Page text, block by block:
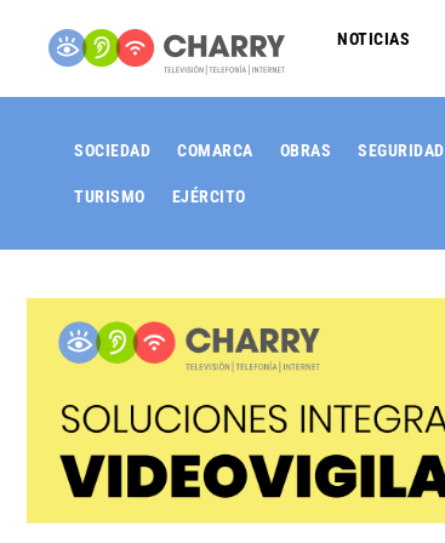
NOTICIAS
SOCIEDAD COMARCA OBRAS SEGURIDAD
TURISMO EJÉRCITO